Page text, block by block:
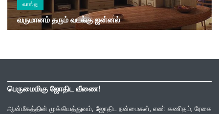
வாஸ்து
வருமானம் தரும் வடக்கு ஜன்னல்
பெருமைமிகு ஜோதிட வீணை!
ஆன்மீகத்தின் முக்கியத்துவம், ஜோதிட நன்மைகள், எண் கணிதம், ரேகை